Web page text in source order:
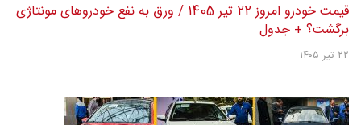
قیمت خودرو امروز 22 تیر 1405 / ورق به نفع خودروهای مونتاژی
برگشت؟ + جدول
۲۲ تیر ۱۴۰۵